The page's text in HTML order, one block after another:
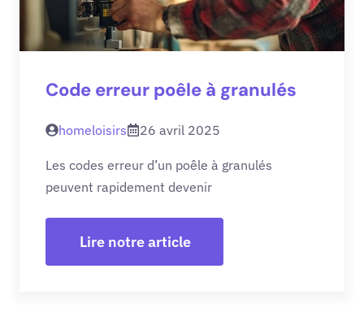
Code erreur poêle à granulés
homeloisirs 26 avril 2025
Les codes erreur d’un poêle à granulés
peuvent rapidement devenir
Lire notre article